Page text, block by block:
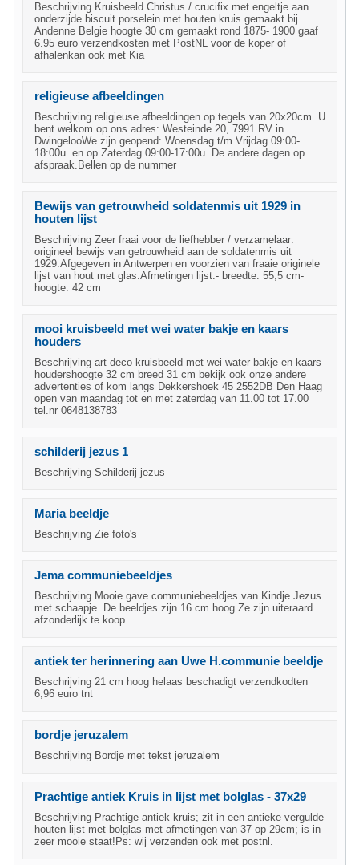
Beschrijving Kruisbeeld Christus / crucifix met engeltje aan
onderzijde biscuit porselein met houten kruis gemaakt bij
Andenne Belgie hoogte 30 cm gemaakt rond 1875- 1900 gaaf
6.95 euro verzendkosten met PostNL voor de koper of
afhalenkan ook met Kia
religieuse afbeeldingen
Beschrijving religieuse afbeeldingen op tegels van 20x20cm. U
bent welkom op ons adres: Westeinde 20, 7991 RV in
DwingelooWe zijn geopend: Woensdag t/m Vrijdag 09:00-
18:00u. en op Zaterdag 09:00-17:00u. De andere dagen op
afspraak.Bellen op de nummer
Bewijs van getrouwheid soldatenmis uit 1929 in
houten lijst
Beschrijving Zeer fraai voor de liefhebber / verzamelaar:
origineel bewijs van getrouwheid aan de soldatenmis uit
1929.Afgegeven in Antwerpen en voorzien van fraaie originele
lijst van hout met glas.Afmetingen lijst:- breedte: 55,5 cm-
hoogte: 42 cm
mooi kruisbeeld met wei water bakje en kaars
houders
Beschrijving art deco kruisbeeld met wei water bakje en kaars
houdershoogte 32 cm breed 31 cm bekijk ook onze andere
advertenties of kom langs Dekkershoek 45 2552DB Den Haag
open van maandag tot en met zaterdag van 11.00 tot 17.00
tel.nr 0648138783
schilderij jezus 1
Beschrijving Schilderij jezus
Maria beeldje
Beschrijving Zie foto's
Jema communiebeeldjes
Beschrijving Mooie gave communiebeeldjes van Kindje Jezus
met schaapje. De beeldjes zijn 16 cm hoog.Ze zijn uiteraard
afzonderlijk te koop.
antiek ter herinnering aan Uwe H.communie beeldje
Beschrijving 21 cm hoog helaas beschadigt verzendkodten
6,96 euro tnt
bordje jeruzalem
Beschrijving Bordje met tekst jeruzalem
Prachtige antiek Kruis in lijst met bolglas - 37x29
Beschrijving Prachtige antiek kruis; zit in een antieke vergulde
houten lijst met bolglas met afmetingen van 37 op 29cm; is in
zeer mooie staat!Ps: wij verzenden ook met postnl.